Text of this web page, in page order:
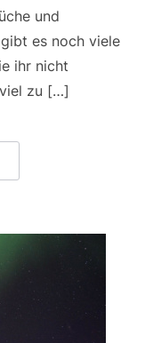
und
es noch viele
ihr nicht
zu […]